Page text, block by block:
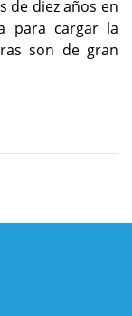
de diez años en
para cargar la
son de gran